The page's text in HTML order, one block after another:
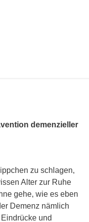
demenzieller
zu schlagen,
Alter zur Ruhe
gehe, wie es eben
Demenz nämlich
und